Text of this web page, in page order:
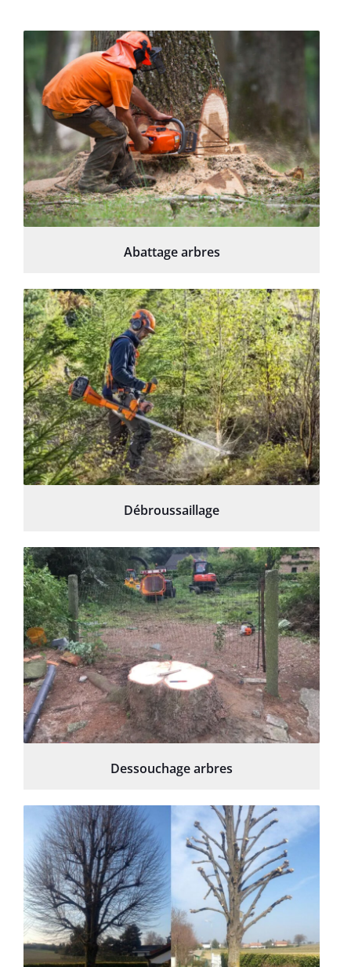
Abattage arbres
Débroussaillage
Dessouchage arbres